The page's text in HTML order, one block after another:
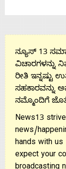
ನ್ಯೂಸ್ 13
ವಿಚಾರಗಳನ್ನು
ರೀತಿ ಇನ್ನಷ್ಟು
ಸಹಕಾರವನ್ನು
ನಮ್ಮೊಂದಿಗೆ
News13
news/
hands with us
expect your